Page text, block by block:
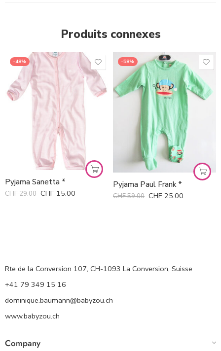
Produits connexes
-48%
Pyjama Sanetta *
CHF29.00 CHF 15.00
-58%
Pyjama Paul Frank *
CHF59.00 CHF 25.00
Rte de la Conversion 107, CH-1093 La Conversion, Suisse
+41 79 349 15 16
dominique.baumann@babyzou.ch
www.babyzou.ch
Company